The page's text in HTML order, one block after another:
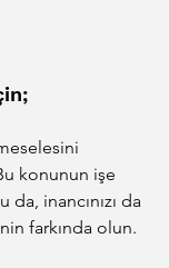
konunun işe
inancınızı da
farkında olun.